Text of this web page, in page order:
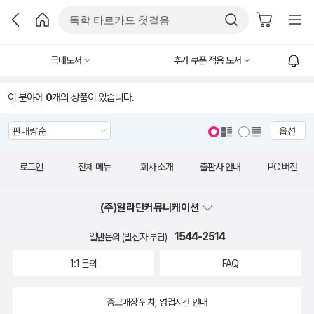
국내도서 추가 쿠폰 적용 도서
이 분야에 0개의 상품이 있습니다.
옵션
로그인 전체 메뉴 회사 소개 출판사 안내 PC 버전
(주)알라딘커뮤니케이션
일반문의 (발신자 부담) 1544-2514
1:1 문의 FAQ
중고매장 위치, 영업시간 안내